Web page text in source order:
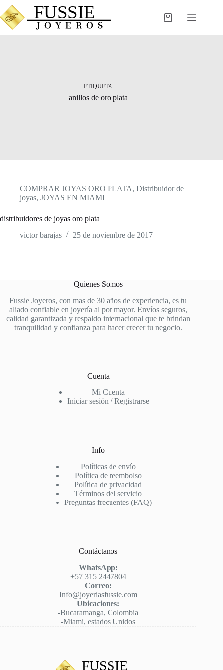
Saltar
al
contenido
Carro
ETIQUETA
anillos de oro plata
COMPRAR JOYAS ORO PLATA, Distribuidor de
joyas, JOYAS EN MIAMI
distribuidores de joyas oro plata
victor barajas
25 de noviembre de 2017
Quienes Somos
Fussie Joyeros, con mas de 30 años de experiencia, es tu
aliado confiable en joyería al por mayor. Envíos seguros,
calidad garantizada y respaldo internacional que te brindan
tranquilidad y confianza para hacer crecer tu negocio.
Cuenta
Mi Cuenta
Iniciar sesión / Registrarse
Info
Políticas de envío
Política de reembolso
Política de privacidad
Términos del servicio
Preguntas frecuentes (FAQ)
Contáctanos
WhatsApp:
+57 315 2447804
Correo:
Info@joyeriasfussie.com
Ubicaciones:
-Bucaramanga, Colombia
-Miami, estados Unidos